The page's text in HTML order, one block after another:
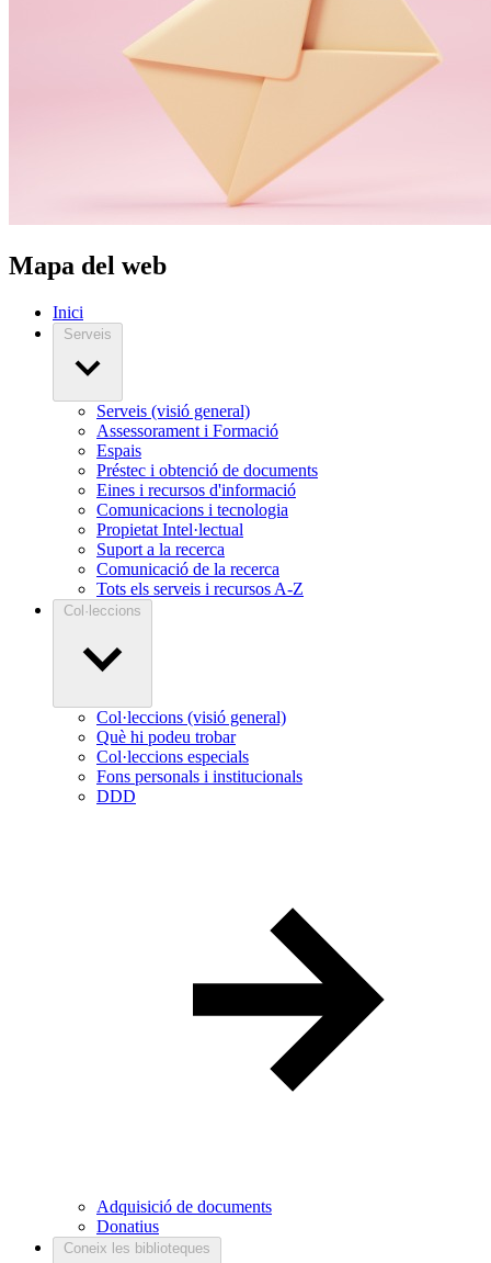
Mapa del web
Inici
Serveis
Serveis (visió general)
Assessorament i Formació
Espais
Préstec i obtenció de documents
Eines i recursos d'informació
Comunicacions i tecnologia
Propietat Intel·lectual
Suport a la recerca
Comunicació de la recerca
Tots els serveis i recursos A-Z
Col·leccions
Col·leccions (visió general)
Què hi podeu trobar
Col·leccions especials
Fons personals i institucionals
DDD
Adquisició de documents
Donatius
Coneix les biblioteques